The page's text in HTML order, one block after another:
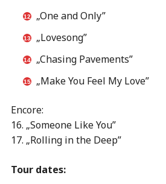
„One and Only”
„Lovesong”
„Chasing Pavements”
„Make You Feel My Love”
Encore:
16. „Someone Like You”
17. „Rolling in the Deep”
Tour dates: